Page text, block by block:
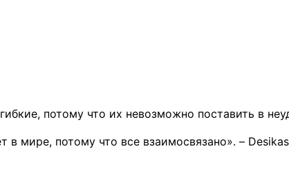
потому что их невозможно поставить в
в мире, потому что все взаимосвязано». –